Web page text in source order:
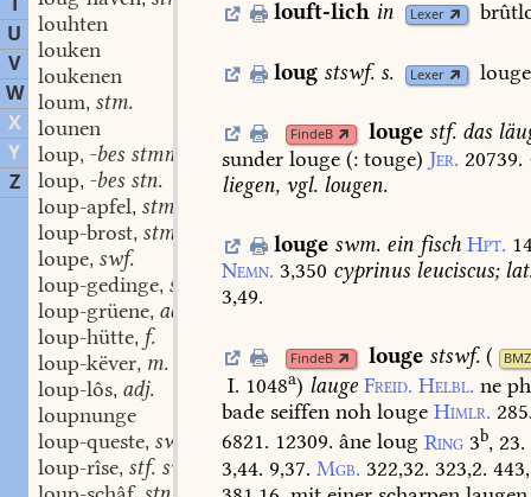
U
V
W
X
Y
Z
louhten
louken
loukenen
loum, stm.
lounen
loup, -bes stmn.
loup, -bes stn.
loup-apfel, stm.
loup-brost, stm.
loupe, swf.
loup-gedinge, stn.
loup-grüene, adj.
loup-hütte, f.
loup-këver, m.
loup-lôs, adj.
loupnunge
loup-queste, swf.
loup-rîse, stf. sw.
louft-lich in Lexer
loug stswf. s. Lexer
FindeB louge stf. das
sunder louge (: touge) Jer. 20739.
liegen, vgl. lougen.
louge swm. einfisch Hpt.
Nemn. 3,350 cyprinus leuciscus;
3,49.
FindeB louge stswf. ( BMZ
I. 1048a) lauge Freid. Helbl. ne
bade seiffen noh louge Himlr.
6821. 12309. âne loug Ring 3b, 23.
3,44. 9,37. Mgb. 322,32. 323,2.